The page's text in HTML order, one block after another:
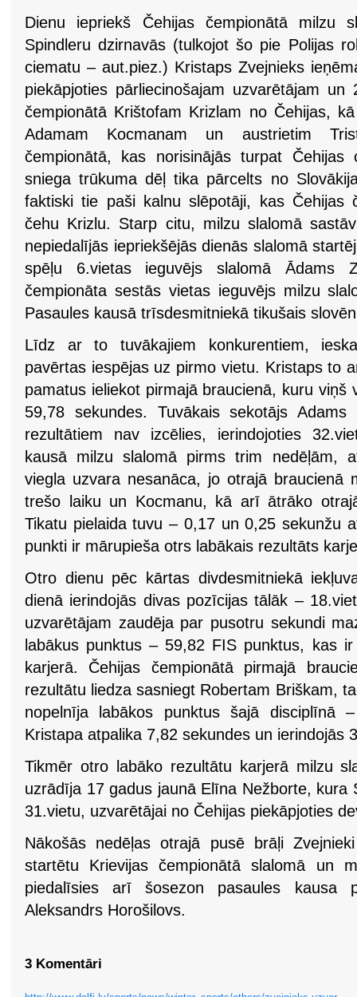
Dienu iepriekš Čehijas čempionātā milzu
Spindleru dzirnavās (tulkojot šo pie Polijas
ciematu – aut.piez.) Kristaps Zvejnieks
piekāpjoties pārliecinošajam uzvarētājam un
čempionātā Krištofam Krizlam no Čehijas,
Adamam Kocmanam un austrietim
čempionātā, kas norisinājās turpat Čehijas
sniega trūkuma dēļ tika pārcelts no
faktiski tie paši kalnu slēpotāji, kas Čehijas
čehu Krizlu. Starp citu, milzu slalomā
nepiedalījās iepriekšējās dienās slalomā
spēļu 6.vietas ieguvējs slalomā Ādams
čempionāta sestās vietas ieguvējs milzu
Pasaules kausā trīsdesmitniekā tikušais
Līdz ar to tuvākajiem konkurentiem,
pavērtas iespējas uz pirmo vietu. Kristaps to
pamatus ieliekot pirmajā braucienā, kuru viņš
59,78 sekundes. Tuvākais sekotājs
rezultātiem nav izcēlies, ierindojoties
kausā milzu slalomā pirms trim nedēļām,
viegla uzvara nesanāca, jo otrajā braucienā
trešo laiku un Kocmanu, kā arī ātrāko
Tikatu pielaida tuvu – 0,17 un 0,25 sekunžu
punkti ir mārupieša otrs labākais rezultāts
Otro dienu pēc kārtas divdesmitniekā
dienā ierindojās divas pozīcijas tālāk –
uzvarētājam zaudēja par pusotru sekundi
labākus punktus – 59,82 FIS punktus, kas
karjerā. Čehijas čempionātā pirmajā
rezultātu liedza sasniegt Robertam Briškam,
nopelnīja labākos punktus šajā disciplīnā
Kristapa atpalika 7,82 sekundes un ierindojās
Tikmēr otro labāko rezultātu karjerā milzu
uzrādīja 17 gadus jaunā Elīna Nežborte, kura
31.vietu, uzvarētājai no Čehijas piekāpjoties
Nākošās nedēļas otrajā pusē brāļi
startētu Krievijas čempionātā slalomā un
piedalīsies arī šosezon pasaules kausa
Aleksandrs Horošilovs.
3 Komentāri